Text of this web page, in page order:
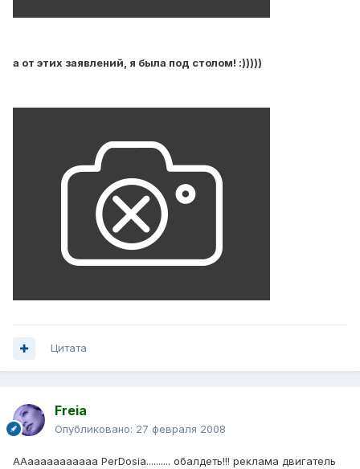
а от этих заявлений, я была под столом! :)))))
Цитата
Freia
Опубликовано: 27 февраля 2008
ААааааааааааа PerDosia.......... обалдеть!!! реклама двигатель